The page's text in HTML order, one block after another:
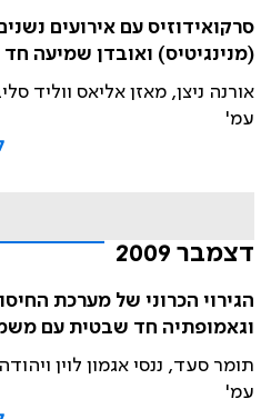
סרקואידוזיס עם אירועים
(מנינגיטיס) ואובדן שמיעה חד
אורנה ניצן, מאזן אליאס ווליד
עמ'
דצמבר 2009
הגירוי הכרוני של מערכת
וגאמופתיה חד שבטית עם
תומר סעד, ננסי אגמון לוין
עמ'